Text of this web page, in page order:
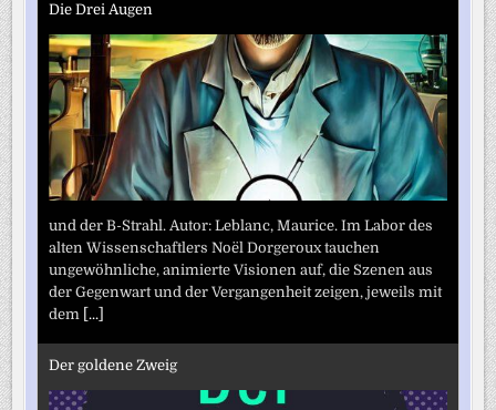
Die Drei Augen
und der B-Strahl. Autor: Leblanc, Maurice. Im Labor des
alten Wissenschaftlers Noël Dorgeroux tauchen
ungewöhnliche, animierte Visionen auf, die Szenen aus
der Gegenwart und der Vergangenheit zeigen, jeweils mit
dem
[...]
Der goldene Zweig